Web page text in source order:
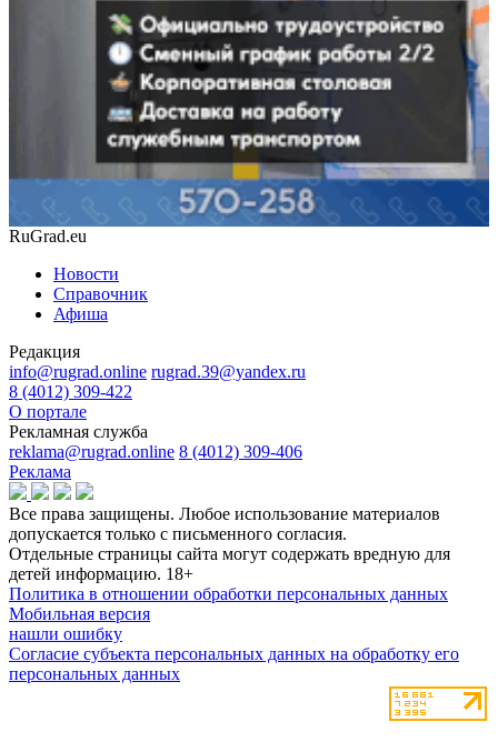
RuGrad.eu
Новости
Справочник
Афиша
Редакция
info@rugrad.online rugrad.39@yandex.ru
8 (4012) 309-422
О портале
Рекламная служба
reklama@rugrad.online 8 (4012) 309-406
Реклама
Все права защищены. Любое использование материалов
допускается только с письменного согласия.
Отдельные страницы сайта могут содержать вредную для
детей информацию. 18+
Политика в отношении обработки персональных данных
Мобильная версия
нашли ошибку
Согласие субъекта персональных данных на обработку его
персональных данных